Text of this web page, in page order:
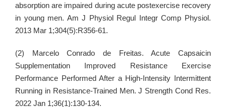
absorption are impaired during acute postexercise recovery
in young men. Am J Physiol Regul Integr Comp Physiol.
2013 Mar 1;304(5):R356-61.
(2) Marcelo Conrado de Freitas. Acute Capsaicin
Supplementation Improved Resistance Exercise
Performance Performed After a High-Intensity Intermittent
Running in Resistance-Trained Men. J Strength Cond Res.
2022 Jan 1;36(1):130-134.